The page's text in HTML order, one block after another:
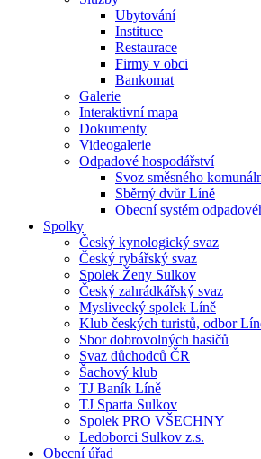
Ubytování
Instituce
Restaurace
Firmy v obci
Bankomat
Galerie
Interaktivní mapa
Dokumenty
Videogalerie
Odpadové hospodářství
Svoz směsného
Sběrný dvůr Líně
Obecní systém
Spolky
Český kynologický svaz
Český rybářský svaz
Spolek Ženy Sulkov
Český zahrádkářský svaz
Myslivecký spolek Líně
Klub českých turistů, odbor
Sbor dobrovolných hasičů
Svaz důchodců ČR
Šachový klub
TJ Baník Líně
TJ Sparta Sulkov
Spolek PRO VŠECHNY
Ledoborci Sulkov z.s.
Obecní úřad